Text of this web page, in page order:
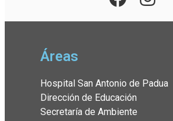
Áreas
Hospital San Antonio de Padua
Dirección de Educación
Secretaría de Ambiente